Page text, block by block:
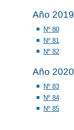
Año 2019
Nº 80
Nº 81
Nº 82
Año 2020
Nº 83
Nº 84
Nº 85